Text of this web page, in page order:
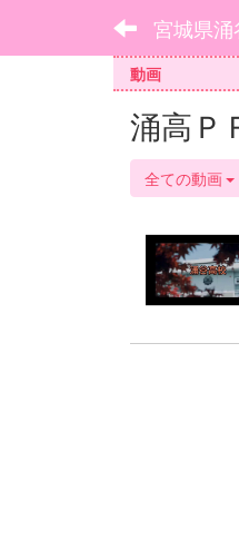
宮城県
動画
涌高Ｐ
全ての動画